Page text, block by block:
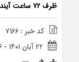
ظرف ۷۲ ساعت آینده
کد خبر : 7166
۲۲ آبان ۱۴۰۱ - ۹:۴۶